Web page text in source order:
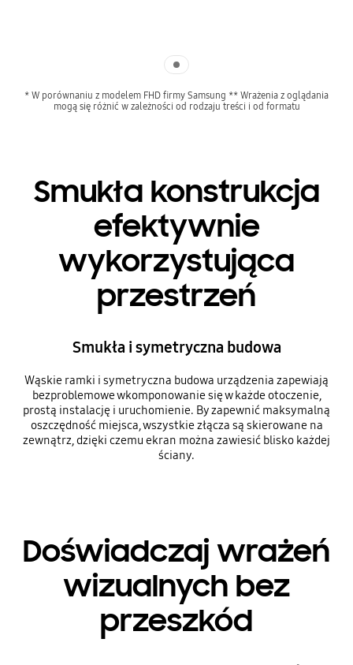
* W porównaniu z modelem FHD firmy Samsung ** Wrażenia z oglądania
mogą się różnić w zależności od rodzaju treści i od formatu
Smukła konstrukcja
efektywnie
wykorzystująca
przestrzeń
Smukła i symetryczna budowa
Wąskie ramki i symetryczna budowa urządzenia zapewiają
bezproblemowe wkomponowanie się w każde otoczenie,
prostą instalację i uruchomienie. By zapewnić maksymalną
oszczędność miejsca, wszystkie złącza są skierowane na
zewnątrz, dzięki czemu ekran można zawiesić blisko każdej
ściany.
Doświadczaj wrażeń
wizualnych bez
przeszkód